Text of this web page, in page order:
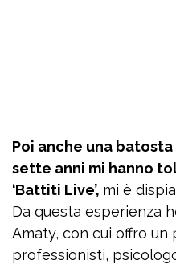
Poi anche una
sette anni mi hanno
‘Battiti Live’, mi è
Da questa esperienza
Amaty, con cui offro un
professionisti,